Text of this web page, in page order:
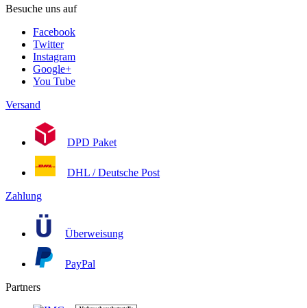
Besuche uns auf
Facebook
Twitter
Instagram
Google+
You Tube
Versand
DPD Paket
DHL / Deutsche Post
Zahlung
Überweisung
PayPal
Partners